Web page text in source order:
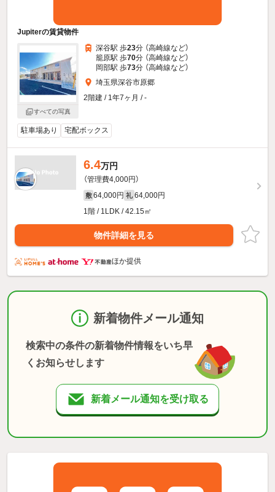
Jupiterの賃貸物件
すべての写真
深谷駅 歩23分 （高崎線など）
籠原駅 歩70分 （高崎線など）
岡部駅 歩73分 （高崎線など）
埼玉県深谷市原郷
2階建 / 1年7ヶ月 / -
駐車場あり 宅配ボックス
6.4万円
（管理費4,000円）
敷 64,000円 礼 64,000円
1階 / 1LDK / 42.15㎡
物件詳細を見る
ほか提供
新着物件メール通知
検索中の条件の新着物件情報をいち早
くお知らせします
新着メール通知を受け取る